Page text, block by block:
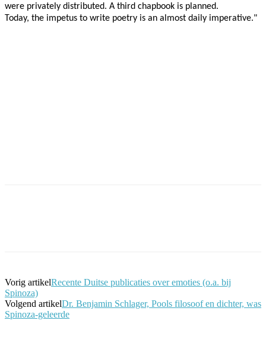
were privately distributed. A third chapbook is planned.
Today, the impetus to write poetry is an almost daily imperative."
Vorig artikelRecente Duitse publicaties over emoties (o.a. bij
Spinoza)
Volgend artikelDr. Benjamin Schlager, Pools filosoof en dichter, was
Spinoza-geleerde